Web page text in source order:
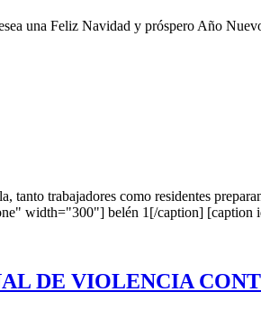
una Feliz Navidad y próspero Año
tanto trabajadores como residentes
width="300"] belén 1[/caption]
DE VIOLENCIA